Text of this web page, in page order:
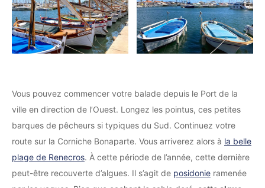
Vous pouvez commencer votre balade depuis le Port de la
ville en direction de l’Ouest. Longez les pointus, ces petites
barques de pêcheurs si typiques du Sud. Continuez votre
route sur la Corniche Bonaparte. Vous arriverez alors à la belle
plage de Renecros. À cette période de l’année, cette dernière
peut-être recouverte d’algues. Il s’agit de posidonie ramenée